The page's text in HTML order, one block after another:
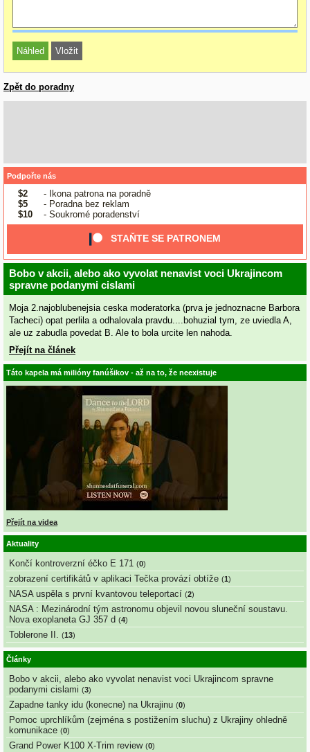
Zpět do poradny
Podpořte nás
$2
- Ikona patrona na poradně
$5
- Poradna bez reklam
$10
- Soukromé poradenství
STAŇTE SE PATRONEM
Bobo v akcii, alebo ako vyvolat nenavist voci Ukrajincom
spravne podanymi cislami
Moja 2.najoblubenejsia ceska moderatorka (prva je jednoznacne Barbora
Tacheci) opat perlila a odhalovala pravdu....bohuzial tym, ze uviedla A,
ale uz zabudla povedat B. Ale to bola urcite len nahoda.
Přejít na článek
Táto kapela má milióny fanúšikov - až na to, že neexistuje
Přejít na videa
Aktuality
Končí kontroverzní éčko E 171 (0)
zobrazení certifikátů v aplikaci Tečka provází obtíže (1 )
NASA uspěla s první kvantovou teleportací (2)
NASA : Mezinárodní tým astronomu objevil novou sluneční soustavu.
Nova exoplaneta GJ 357 d (4)
Toblerone II. (13)
Články
Bobo v akcii, alebo ako vyvolat nenavist voci Ukrajincom spravne
podanymi cislami (3)
Zapadne tanky idu (konecne) na Ukrajinu (0)
Pomoc uprchlíkům (zejména s postižením sluchu) z Ukrajiny ohledně
komunikace (0)
Grand Power K100 X-Trim review (0)